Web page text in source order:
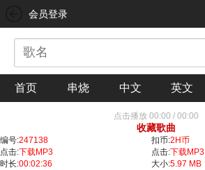
会员登录
首页 串烧 中文 英文
点击播放 00:00 / 00:00
收藏歌曲
编号:247138 扣币:2H币
点击:下载MP3 点击:下载MP3
时长:00:02:36 大小:5.97 MB